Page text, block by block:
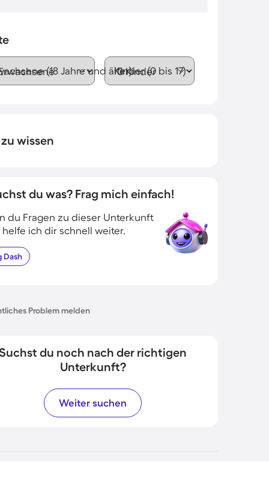
(18 Jahre und älter)Kinder (0 bis 17)
wissen
du was? Frag mich einfach!
du Fragen zu dieser Unterkunft
helfe ich dir schnell weiter.
Dash
Problem melden
du noch nach der richtigen
Unterkunft?
Weiter suchen